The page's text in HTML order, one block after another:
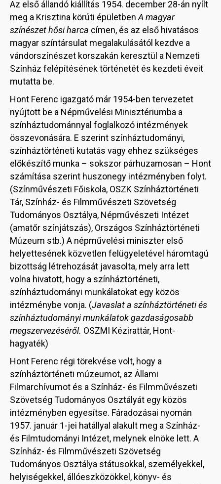
Az első állandó kiállítás 1954. december 28-án nyílt
meg a Krisztina körúti épületbenA magyar
színészet hősi harca címen, és az első hivatásos
magyar színtársulat megalakulásától kezdve a
vándorszínészet korszakán keresztül a Nemzeti
Színház felépítésének történetét és kezdeti éveit
mutatta be.
Hont Ferenc igazgató már 1954-ben tervezetet
nyújtott be a Népművelési Minisztériumba a
színháztudománnyal foglalkozó intézmények
összevonására. E szerint színháztudományi,
színháztörténeti kutatás vagy ehhez szükséges
előkészítő munka – sokszor párhuzamosan – Hont
számítása szerint huszonegy intézményben folyt.
(Színművészeti Főiskola, OSZK Színháztörténeti
Tár, Színház- és Filmművészeti Szövetség
Tudományos Osztálya, Népművészeti Intézet
(amatőr színjátszás), Országos Színháztörténeti
Múzeum stb.) A népművelési miniszter első
helyettesének közvetlen felügyeletével háromtagú
bizottság létrehozását javasolta, mely arra lett
volna hivatott, hogy a színháztörténeti,
színháztudományi munkálatokat egy közös
intézménybe vonja. (Javaslat a színháztörténeti és
színháztudományi munkálatok gazdaságosabb
megszervezéséről. OSZMI Kézirattár, Hont-
hagyaték)
Hont Ferenc régi törekvése volt, hogy a
színháztörténeti múzeumot, az Állami
Filmarchívumot és a Színház- és Filmművészeti
Szövetség Tudományos Osztályát egy közös
intézményben egyesítse. Fáradozásai nyomán
1957. január 1-jei hatállyal alakult meg a Színház-
és Filmtudományi Intézet, melynek elnöke lett. A
Színház- és Filmművészeti Szövetség
Tudományos Osztálya státusokkal, személyekkel,
helyiségekkel, állóeszközökkel, könyv- és